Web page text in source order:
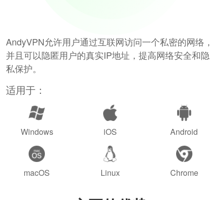
AndyVPN允许用户通过互联网访问一个私密的网络，
并且可以隐匿用户的真实IP地址，提高网络安全和隐
私保护。
适用于：
Windows iOS Android
macOS Linux Chrome